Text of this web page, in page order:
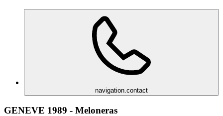
navigation.contact
GENEVE 1989 - Meloneras